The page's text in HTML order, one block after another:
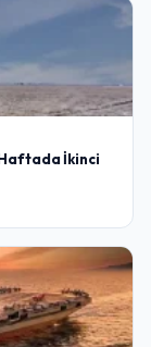
Haftada İkinci